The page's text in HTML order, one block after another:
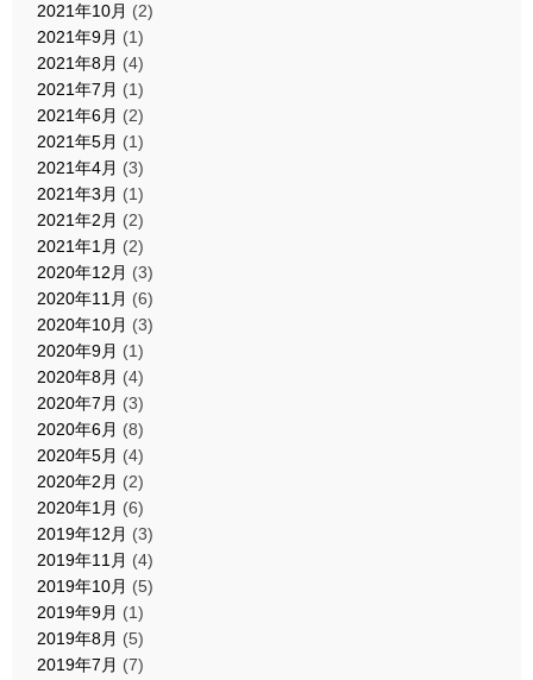
2021年10月 (2)
2021年9月 (1)
2021年8月 (4)
2021年7月 (1)
2021年6月 (2)
2021年5月 (1)
2021年4月 (3)
2021年3月 (1)
2021年2月 (2)
2021年1月 (2)
2020年12月 (3)
2020年11月 (6)
2020年10月 (3)
2020年9月 (1)
2020年8月 (4)
2020年7月 (3)
2020年6月 (8)
2020年5月 (4)
2020年2月 (2)
2020年1月 (6)
2019年12月 (3)
2019年11月 (4)
2019年10月 (5)
2019年9月 (1)
2019年8月 (5)
2019年7月 (7)